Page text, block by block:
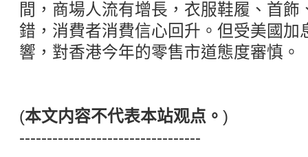
間，商場人流有增長，衣服鞋履、首飾
錯，消費者消費信心回升。但受美國加
響，對香港今年的零售市道態度審慎。
(本文内容不代表本站观点。 )
---------------------------------